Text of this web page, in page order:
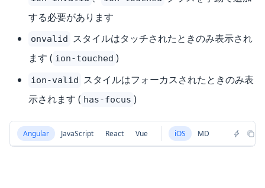
する必要があります
onvalid スタイルはタッチされたときのみ表示され
ます ( ion-touched )
ion-valid スタイルはフォーカスされたときのみ表
示されます ( has-focus )
Angular JavaScript React Vue iOS MD